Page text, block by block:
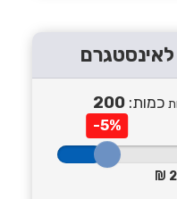
לאינסטגרם
כמות: 200
-5%